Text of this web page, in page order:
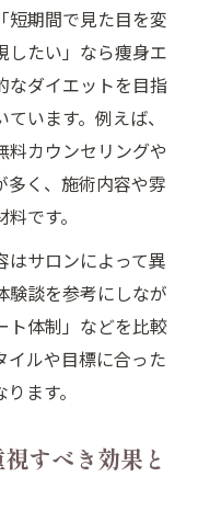
アプローチの利
テの効果的な併
ぶべき理由と痩
つパーソナルジ
を目指すコツを
ントはパーソナ
パーソナルジム
短期間で見た目を変
したい」なら痩身エ
なダイエットを目指
います。例えば、
料カウンセリングや
多く、施術内容や雰
です。
はサロンによって異
験談を参考にしなが
ト体制」などを比較
イルや目標に合った
ます。
すべき効果と